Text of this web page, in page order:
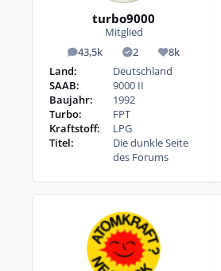
turbo9000
Mitglied
43,5k
Beiträge 2
Lösungen
8k
Reputation
Land:
Deutschland
SAAB:
9000 II
Baujahr:
1992
Turbo:
FPT
Kraftstoff:
LPG
Titel:
Die dunkle Seite
des Forums